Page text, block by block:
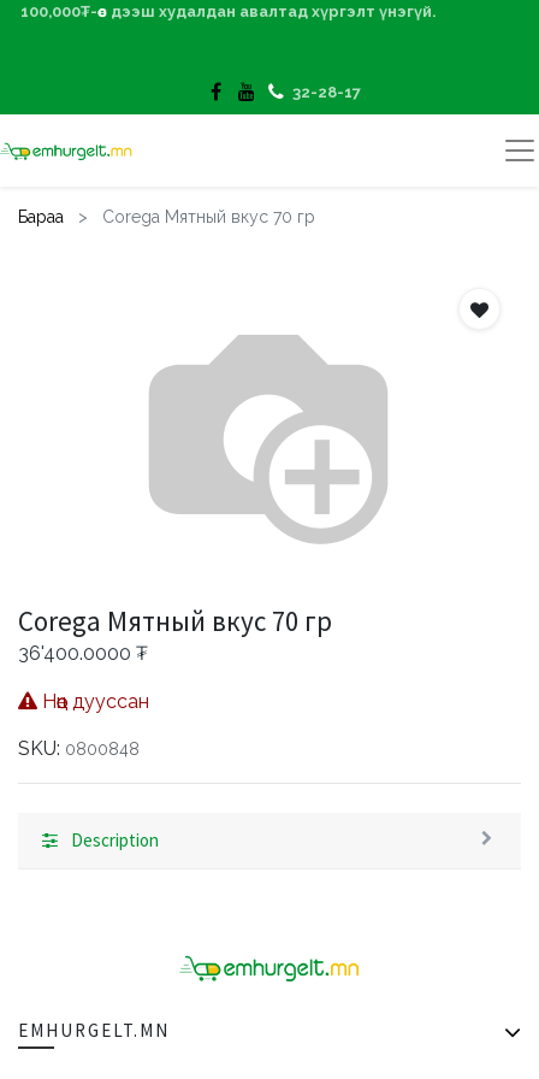
100,000₮-өөс дээш худалдан авалтад хүргэлт үнэгүй.
32-28-17
Бараа Corega Мятный вкус 70 гр
Corega Мятный вкус 70 гр
36'400.0000 ₮
Нөөц дууссан
SKU: 0800848
Description
EMHURGELT.MN